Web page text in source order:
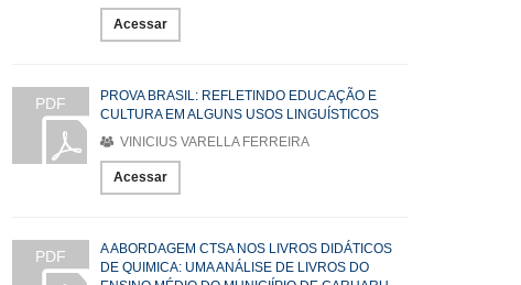
Acessar
PDF
PROVA BRASIL: REFLETINDO EDUCAÇÃO E
CULTURA EM ALGUNS USOS LINGUÍSTICOS
VINICIUS VARELLA FERREIRA
Acessar
PDF
A ABORDAGEM CTSA NOS LIVROS DIDÁTICOS
DE QUIMICA: UMA ANÁLISE DE LIVROS DO